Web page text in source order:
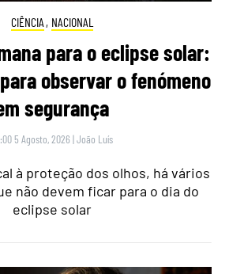
CIÊNCIA , NACIONAL
para o eclipse solar:
observar o fenómeno
segurança
5 Agosto, 2026 |João Luís
à proteção dos olhos, há vários
não devem ficar para o dia do
eclipse solar